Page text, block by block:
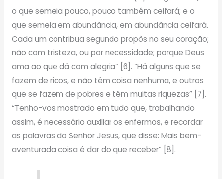
o que semeia pouco, pouco também ceifará; e o
que semeia em abundância, em abundância ceifará.
Cada um contribua segundo propôs no seu coração;
não com tristeza, ou por necessidade; porque Deus
ama ao que dá com alegria” [6]. “Há alguns que se
fazem de ricos, e não têm coisa nenhuma, e outros
que se fazem de pobres e têm muitas riquezas” [7].
“Tenho-vos mostrado em tudo que, trabalhando
assim, é necessário auxiliar os enfermos, e recordar
as palavras do Senhor Jesus, que disse: Mais bem-
aventurada coisa é dar do que receber” [8].